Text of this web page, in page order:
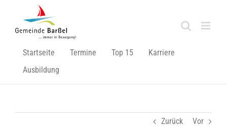
springen
Startseite Termine Top 15
Karriere
Ausbildung
Zurück Vor